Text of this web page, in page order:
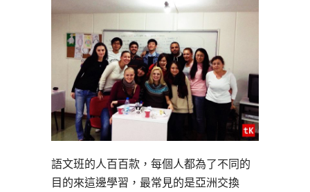
語文班的人百百款，每個人都為了不同的
目的來這邊學習，最常見的是亞洲交換